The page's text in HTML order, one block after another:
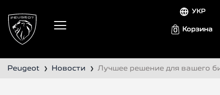
0 Корзина
УКР
Peugeot ❯ Новости ❯ Лучшее решение для вашего